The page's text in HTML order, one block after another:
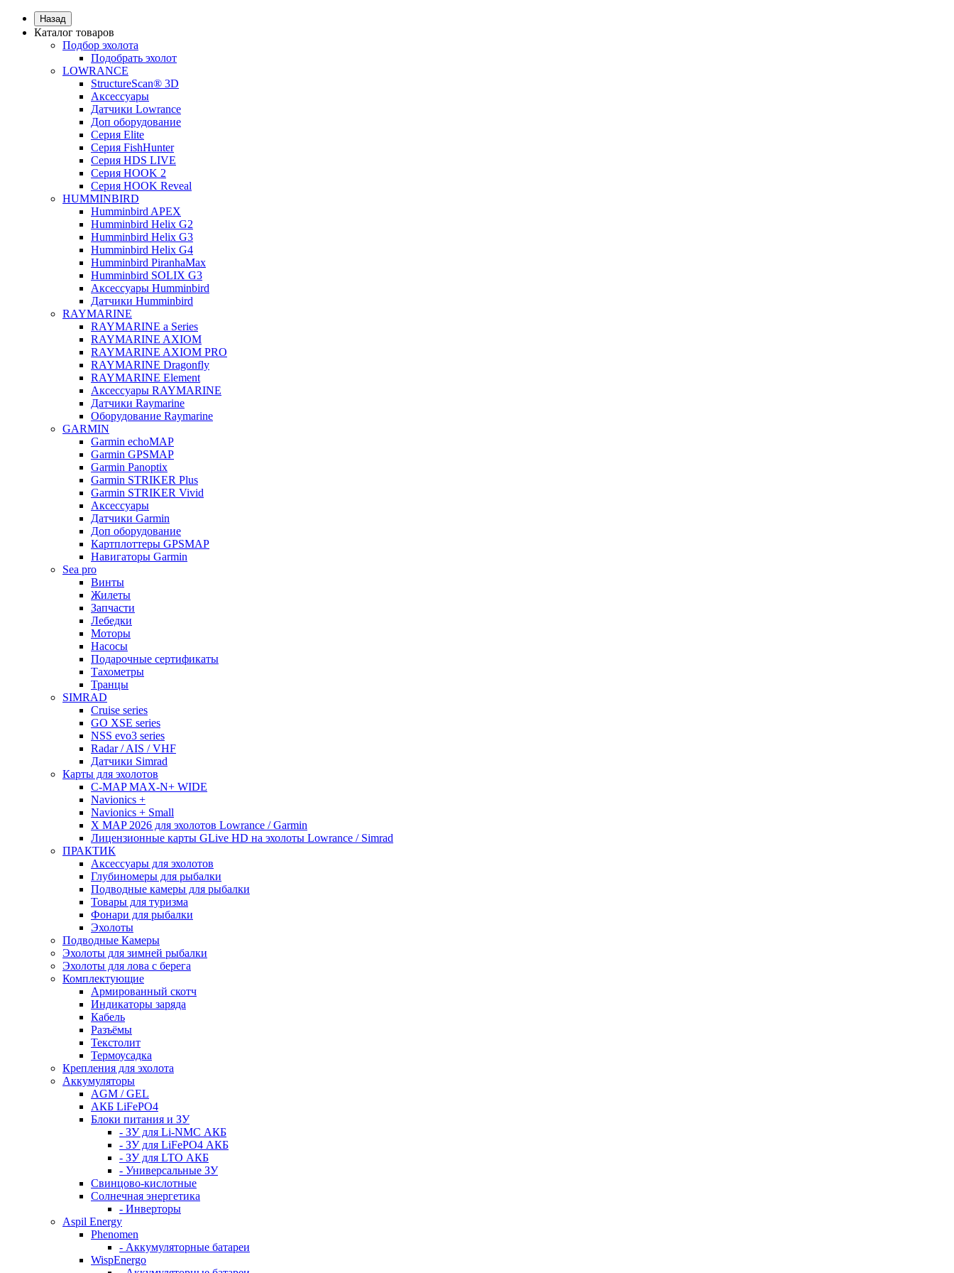
Назад
Каталог товаров
Подбор эхолота
Подобрать эхолот
LOWRANCE
StructureScan® 3D
Аксессуары
Датчики Lowrance
Доп оборудование
Серия Elite
Серия FishHunter
Серия HDS LIVE
Серия HOOK 2
Серия HOOK Reveal
HUMMINBIRD
Humminbird APEX
Humminbird Helix G2
Humminbird Helix G3
Humminbird Helix G4
Humminbird PiranhaMax
Humminbird SOLIX G3
Аксессуары Humminbird
Датчики Humminbird
RAYMARINE
RAYMARINE a Series
RAYMARINE AXIOM
RAYMARINE AXIOM PRO
RAYMARINE Dragonfly
RAYMARINE Element
Аксессуары RAYMARINE
Датчики Raymarine
Оборудование Raymarine
GARMIN
Garmin echoMAP
Garmin GPSMAP
Garmin Panoptix
Garmin STRIKER Plus
Garmin STRIKER Vivid
Аксессуары
Датчики Garmin
Доп оборудование
Картплоттеры GPSMAP
Навигаторы Garmin
Sea pro
Винты
Жилеты
Запчасти
Лебедки
Моторы
Насосы
Подарочные сертификаты
Тахометры
Транцы
SIMRAD
Cruise series
GO XSE series
NSS evo3 series
Radar / AIS / VHF
Датчики Simrad
Карты для эхолотов
C-MAP MAX-N+ WIDE
Navionics +
Navionics + Small
X MAP 2026 для эхолотов Lowrance / Garmin
Лицензионные карты GLive HD на эхолоты Lowrance / Simrad
ПРАКТИК
Аксессуары для эхолотов
Глубиномеры для рыбалки
Подводные камеры для рыбалки
Товары для туризма
Фонари для рыбалки
Эхолоты
Подводные Камеры
Эхолоты для зимней рыбалки
Эхолоты для лова с берега
Комплектующие
Армированный скотч
Индикаторы заряда
Кабель
Разъёмы
Текстолит
Термоусадка
Крепления для эхолота
Аккумуляторы
AGM / GEL
АКБ LiFePO4
Блоки питания и ЗУ
- ЗУ для Li-NMC АКБ
- ЗУ для LiFePO4 АКБ
- ЗУ для LTO АКБ
- Универсальные ЗУ
Свинцово-кислотные
Солнечная энергетика
- Инверторы
Aspil Energy
Phenomen
- Аккумуляторные батареи
WispEnergo